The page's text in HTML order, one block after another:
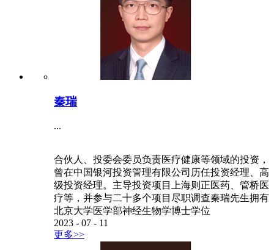
秦瑞
...
合伙人、投委会委员负责医疗健康等领域的投资，
曾在中国银河投资管理有限公司历任投资经理、高
级投资经理。主导投资项目上海则正医药、管桥医
疗等，并参与二十多个项目尽职调查秦瑞先生拥有
北京大学医学部神经生物学博士学位
2023 - 07 - 11
更多>>